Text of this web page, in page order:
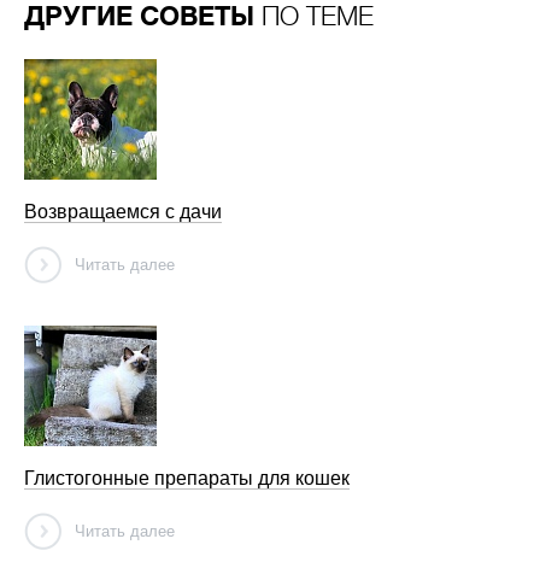
ДРУГИЕ СОВЕТЫ ПО ТЕМЕ
Возвращаемся с дачи
Читать далее
Глистогонные препараты для кошек
Читать далее